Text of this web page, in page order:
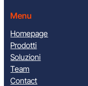
Menu
Homepage
Prodotti
Soluzioni
Team
Contact